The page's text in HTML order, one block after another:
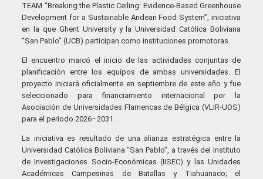
TEAM “Breaking the Plastic Ceiling: Evidence-Based Greenhouse
Development for a Sustainable Andean Food System”, iniciativa
en la que Ghent University y la Universidad Católica Boliviana
“San Pablo” (UCB) participan como instituciones promotoras.
El encuentro marcó el inicio de las actividades conjuntas de
planificación entre los equipos de ambas universidades. El
proyecto iniciará oficialmente en septiembre de este año y fue
seleccionado para financiamiento internacional por la
Asociación de Universidades Flamencas de Bélgica (VLIR-UOS)
para el periodo 2026–2031.
La iniciativa es resultado de una alianza estratégica entre la
Universidad Católica Boliviana “San Pablo”, a través del Instituto
de Investigaciones Socio-Económicas (IISEC) y las Unidades
Académicas Campesinas de Batallas y Tiahuanaco; el